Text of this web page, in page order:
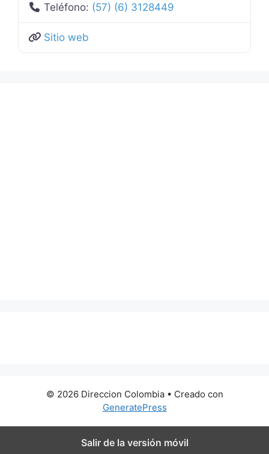
Teléfono: (57) (6) 3128449
Sitio web
© 2026 Direccion Colombia• Creado con
GeneratePress
Salir de la versión móvil